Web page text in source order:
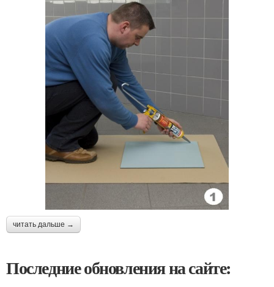
читать дальше →
Последние обновления на сайте: